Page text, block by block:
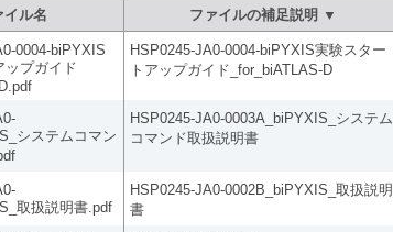
イル名 ファイルの補足説明 ▼
0004-biPYXIS
ップガイド
HSP0245-JA0-0004-biPYXIS実験スター
トアップガイド_for_biATLAS-D
システムコマン
HSP0245-JA0-0003A_biPYXIS_システム
コマンド取扱説明書
取扱説明書.pdf
HSP0245-JA0-0002B_biPYXIS_取扱説明
書